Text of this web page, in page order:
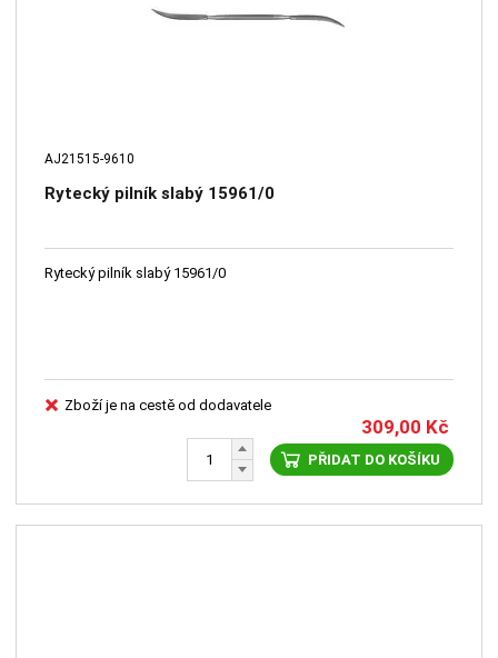
AJ21515-9610
Rytecký pilník slabý 15961/0
Rytecký pilník slabý 15961/0
Zboží je na cestě od dodavatele
309,00 Kč
PŘIDAT DO KOŠÍKU